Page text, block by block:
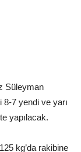
Süleyman
8-7 yendi ve yarı
yapılacak.
kg’da rakibine